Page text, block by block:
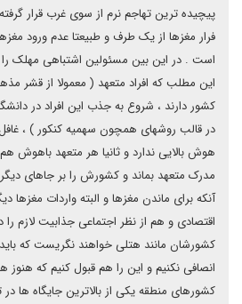
پیچیده ترین تهاجم نرم از سوی غرب قرار
فرار مغزها از یک طرف و طبیعتا عدم ورود
است . در این بین مسئولین اشتباهی مهلک
این مطلب که افراد متعهد ( معمولا از قشر
کشور دارند ، شروع به جذب این افراد در
در قالب روشهای همچون سهمیه کنکور ) ، غافل
هوش بالایی ندارد و ثانیا هر متعهد باهوش هم
مدرک متعهد بماند و کشورش را بر جاهای
آنکه برای ماندن مغزها و البته واردات مغزها
اقتصادی و هم از نظر اجتماعی جذابیت لازم را
کشورشان مانند هتلی خواهند نگریست که
انصافی نکنیم و این را هم قبول کنیم که هنوز
کشورهای منطقه یکی از بالاترین جایگاه ها